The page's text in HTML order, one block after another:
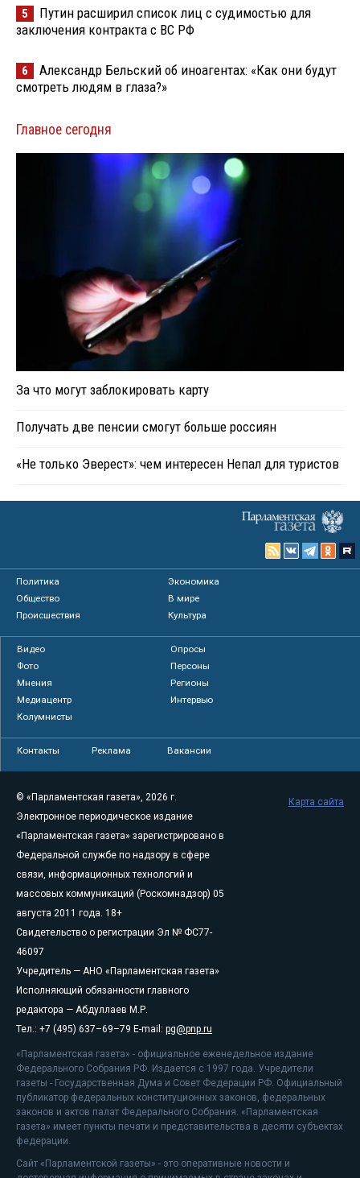
5
Путин расширил список лиц с судимостью для
заключения контракта с ВС РФ
6
Александр Бельский об иноагентах: «Как они будут
смотреть людям в глаза?»
Главное сегодня
За что могут заблокировать карту
Получать две пенсии смогут больше россиян
«Не только Эверест»: чем интересен Непал для туристов
Политика
Экономика
Общество
В мире
Происшествия
Культура
Видео
Опросы
Фото
Персоны
Мнения
Регионы
Медиацентр
Интервью
Колумнисты
Контакты Реклама Вакансии
© «Парламентская газета», 2026 г.
Электронное периодическое издание
«Парламентская газета» зарегистрировано в
Федеральной службе по надзору в сфере
связи, информационных технологий и
массовых коммуникаций (Роскомнадзор) 05
августа 2011 года. 18+
Свидетельство о регистрации Эл № ФС77-
46097
Учредитель — АНО «Парламентская газета»
Исполняющий обязанности главного
редактора — Абдуллаев М.Р.
Тел.: +7 (495) 637–69–79 E-mail: pg@pnp.ru
«Парламентская газета» - официальное еженедельное издание
Федерального Собрания РФ. Издается с 1997 года. Учредители
газеты - Государственная Дума и Совет Федерации РФ. Официальный
публикатор федеральных конституционных законов, федеральных
законов и актов палат Федерального Собрания. «Парламентская
газета» имеет пункты печати и представительства в десяти субъектах
федерации.
Сайт «Парламентской газеты» - это оперативные новости и
Карта сайта